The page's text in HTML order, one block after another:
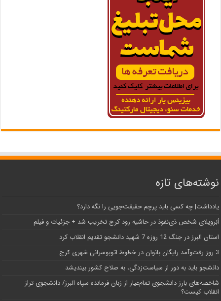
نوشته‌های تازه
یادداشت| ‌چه کسی باید پرچم حقیقت‌جویی را نگه دارد؟
اَبَر‌ویلای شخص ذی‌نفوذ در حاشیه‌ رود کرج تخریب شد + جزئیات و فیلم
استان البرز در جنگ 12 روزه 7 شهید دانشجو تقدیم انقلاب کرد
3 روز رفت‌وآمد رایگان بانوان در خطوط اتوبوسرانی شهری کرج
دانشجو باید به دور از سیاست‌زدگی، به صلاح کشور بیندیشد
شاخصه‌های بارز دانشجوی تمام‌عیار از زبان فرمانده سپاه البرز/ دانشجوی تراز
انقلاب کیست؟